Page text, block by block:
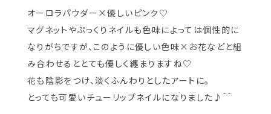
オーロラパウダー×優しいピンク♡
マグネットやぷっくりネイルも色味によっては個性的に
なりがちですが、このように優しい色味×お花などと組
み合わせるととても優しく纏まりますね♡
花も陰影をつけ、淡くふんわりとしたアートに。
とっても可愛いチューリップネイルになりました♪＾＾